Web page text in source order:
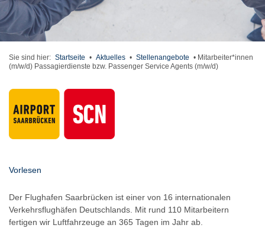
Sie sind hier: Startseite • Aktuelles • Stellenangebote • Mitarbeiter*innen
(m/w/d) Passagierdienste bzw. Passenger Service Agents (m/w/d)
Vorlesen
Der Flughafen Saarbrücken ist einer von 16 internationalen
Verkehrsflughäfen Deutschlands. Mit rund 110 Mitarbeitern
fertigen wir Luftfahrzeuge an 365 Tagen im Jahr ab.